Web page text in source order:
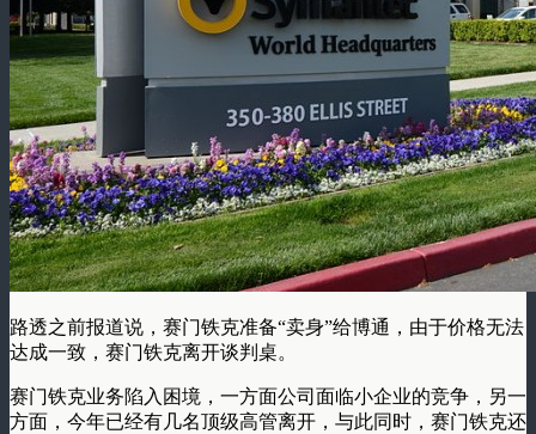
路透之前报道说，赛门铁克准备“卖身”给博通，由于价格无法
达成一致，赛门铁克离开谈判桌。
赛门铁克业务陷入困境，一方面公司面临小企业的竞争，另一
方面，今年已经有几名顶级高管离开，与此同时，赛门铁克还